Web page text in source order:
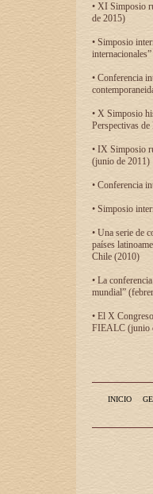
• XI Simposio
de 2015)
• Simposio
• Conferencia
• X Simposio
Perspectivas
• IX Simposio
(junio de 2011)
• Conferencia
• Simposio
• Una serie de
países
Chile (2010)
• La
mundial”
• El X
FIEALC (junio
INICIO